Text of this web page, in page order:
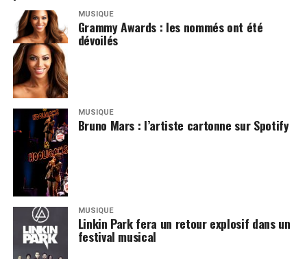
MUSIQUE
Grammy Awards : les nommés ont été
dévoilés
MUSIQUE
Bruno Mars : l’artiste cartonne sur Spotify
MUSIQUE
Linkin Park fera un retour explosif dans un
festival musical